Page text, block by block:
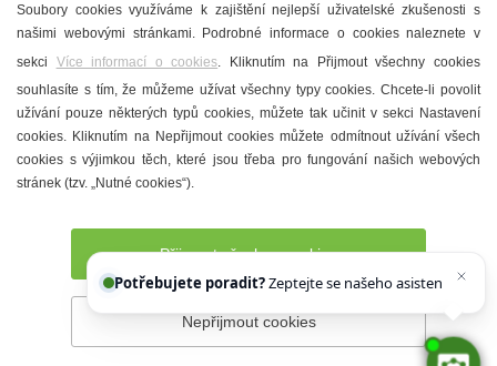
Mandloně
Ubytování
Restaurace
Městské muzeum a galerie
Denní meníčka
Prohlášení o přístupnosti Správce webu
Soubory cookies využíváme k zajištění nejlepší uživatelské zkušenosti s
našimi webovými stránkami. Podrobné informace o cookies naleznete v
sekci Více informací o cookies. Kliknutím na Přijmout všechny cookies
souhlasíte s tím, že můžeme užívat všechny typy cookies. Chcete-li povolit
užívání pouze některých typů cookies, můžete tak učinit v sekci Nastavení
cookies. Kliknutím na Nepřijmout cookies můžete odmítnout užívání všech
cookies s výjimkou těch, které jsou třeba pro fungování našich webových
stránek (tzv. „Nutné cookies“).
Přijmout všechny cookies
Nepřijmout cookies
Potřebujete poradit?
Chetty